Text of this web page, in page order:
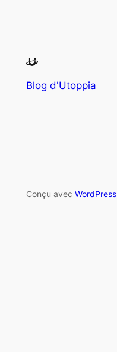
Blog d'Utoppia
Conçu avec WordPress